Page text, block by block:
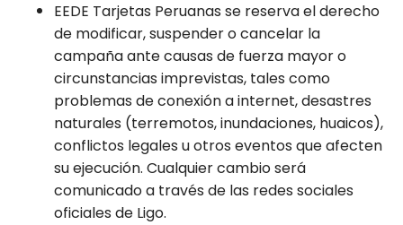
EEDE Tarjetas Peruanas se reserva el derecho
de modificar, suspender o cancelar la
campaña ante causas de fuerza mayor o
circunstancias imprevistas, tales como
problemas de conexión a internet, desastres
naturales (terremotos, inundaciones, huaicos),
conflictos legales u otros eventos que afecten
su ejecución. Cualquier cambio será
comunicado a través de las redes sociales
oficiales de Ligo.